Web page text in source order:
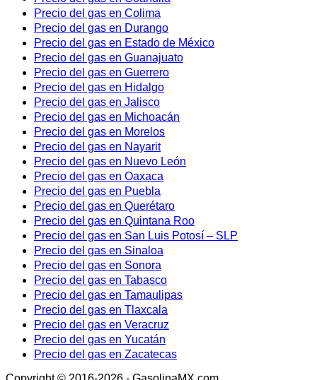
Precio del gas en Colima
Precio del gas en Durango
Precio del gas en Estado de México
Precio del gas en Guanajuato
Precio del gas en Guerrero
Precio del gas en Hidalgo
Precio del gas en Jalisco
Precio del gas en Michoacán
Precio del gas en Morelos
Precio del gas en Nayarit
Precio del gas en Nuevo León
Precio del gas en Oaxaca
Precio del gas en Puebla
Precio del gas en Querétaro
Precio del gas en Quintana Roo
Precio del gas en San Luis Potosí – SLP
Precio del gas en Sinaloa
Precio del gas en Sonora
Precio del gas en Tabasco
Precio del gas en Tamaulipas
Precio del gas en Tlaxcala
Precio del gas en Veracruz
Precio del gas en Yucatán
Precio del gas en Zacatecas